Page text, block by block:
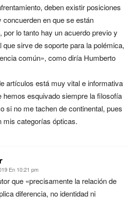
deben existir posiciones
concuerden en que se están
por lo tanto hay un acuerdo previo y
que sirve de soporte para la polémica,
común», como diría Humberto
artículos está muy vital e informativa
hemos esquivado siempre la filosofía
si no me tachen de continental, pues
mis categorías ópticas.
En 10:21 pm
que «precisamente la relación de
diferencia, no identidad ni